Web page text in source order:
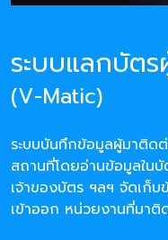
ระบบแลกบัต
(V-Matic)
ระบบบันทึกข้อมูลผู้มาติด
สถานที่โดยอ่านข้อมูลใน
เจ้าของบัตร ฯลฯ จัดเก็บ
เข้าออก หน่วยงานที่มาติ